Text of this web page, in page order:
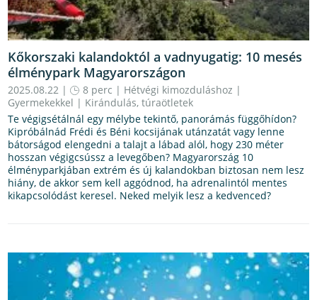
Kőkorszaki kalandoktól a vadnyugatig: 10 mesés
élménypark Magyarországon
2025.08.22 | 8 perc | Hétvégi kimozduláshoz |
Gyermekekkel | Kirándulás, túraötletek
Te végigsétálnál egy mélybe tekintő, panorámás függőhídon?
Kipróbálnád Frédi és Béni kocsijának utánzatát vagy lenne
bátorságod elengedni a talajt a lábad alól, hogy 230 méter
hosszan végigcsússz a levegőben? Magyarország 10
élményparkjában extrém és új kalandokban biztosan nem lesz
hiány, de akkor sem kell aggódnod, ha adrenalintól mentes
kikapcsolódást keresel. Neked melyik lesz a kedvenced?